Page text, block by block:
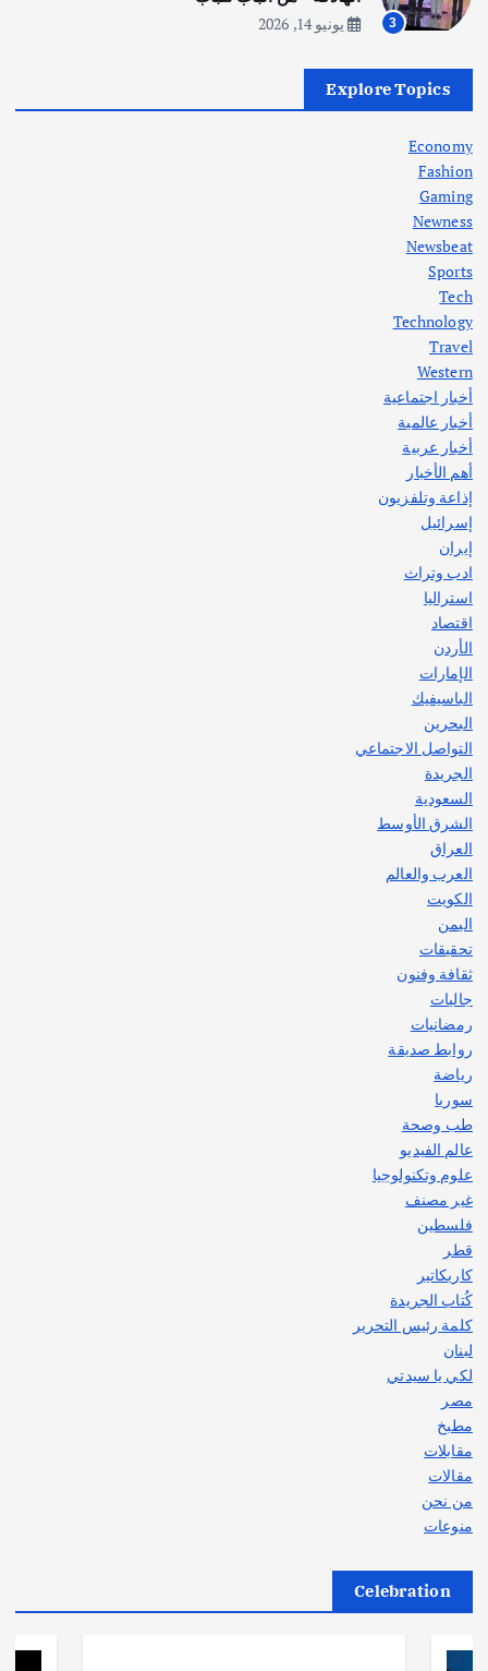
في جذور المشكلة وحلولها المستدامة
أهم الأخبار
اختتام ورشة السينوغرافيا في مدينة كلباء الاماراتية
أغسطس 3, 2026
3
يونيو 14, 2026
Explore Topics
Economy
Fashion
Gaming
Newness
Newsbeat
Sports
Tech
Technology
Travel
Western
أخبار اجتماعية
أخبار عالمية
أخبار عربية
أهم الأخبار
إذاعة وتلفزيون
إسرائيل
إيران
ادب وتراث
استراليا
اقتصاد
الأردن
الإمارات
الباسيفيك
البحرين
التواصل الاجتماعي
الجريدة
السعودية
الشرق الأوسط
العراق
العرب والعالم
الكويت
اليمن
تحقيقات
ثقافة وفنون
جاليات
رمضانيات
روابط صديقة
رياضة
سوريا
طب وصحة
عالم الفيديو
علوم وتكنولوجيا
غير مصنف
فلسطين
قطر
كاريكاتير
كُتاب الجريدة
كلمة رئيس التحرير
لبنان
لكي يا سيدتي
مصر
مطبخ
مقابلات
مقالات
من نحن
منوعات
Celebration